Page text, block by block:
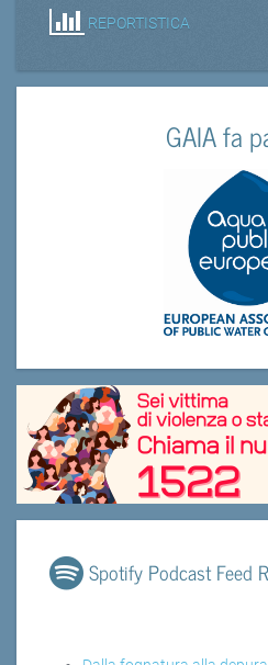
REPORTISTICA
GAIA fa
Spotify Podcast Feed